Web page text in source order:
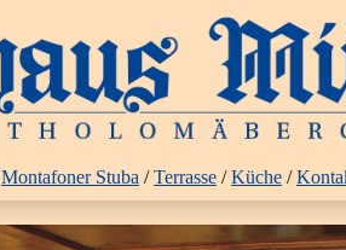
Montafoner Stuba /Terrasse /Küche /